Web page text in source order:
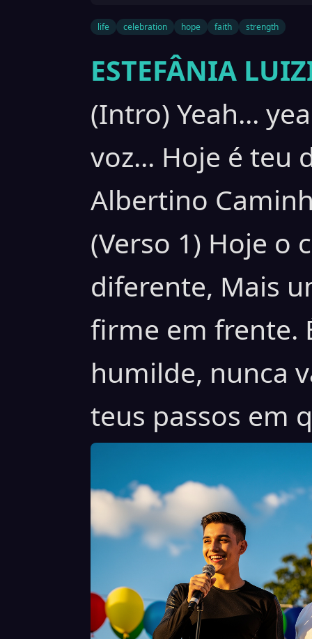
life celebration hope faith strength
ESTEFÂNIA
(Intro) Yeah...
voz... Hoje é teu
Albertino
(Verso 1) Hoje o
diferente, Mais
firme em frente.
humilde, nunca
teus passos em